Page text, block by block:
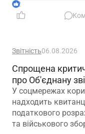
підтвердження
2
Звітність06.08.2026
Спрощена
про Об'єднану
У соцмережах
надходить
податкового
та військового